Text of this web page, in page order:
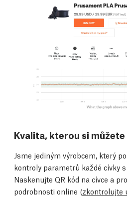
Kvalita, kterou si
Jsme jediným výrobcem, který
kontroly parametrů každé cívky
Naskenujte QR kód na cívce a
podrobnosti online (zkontrolujte